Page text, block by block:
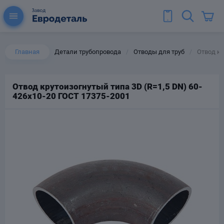
Главная Детали трубопровода Отводы для труб Отвод
Отвод крутоизогнутый типа 3D (R=1,5 DN) 60-
426х10-20 ГОСТ 17375-2001
для труб